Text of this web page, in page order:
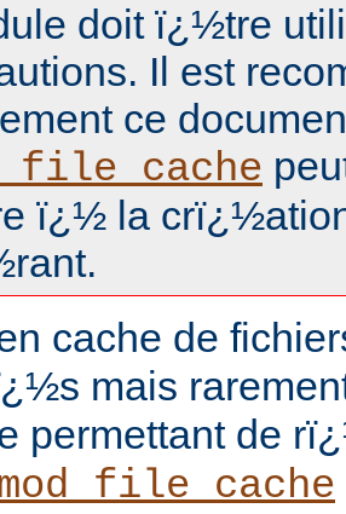
doit ï¿½tre
Il est
ce
ï¿½ la
cache de
mais
permettant de